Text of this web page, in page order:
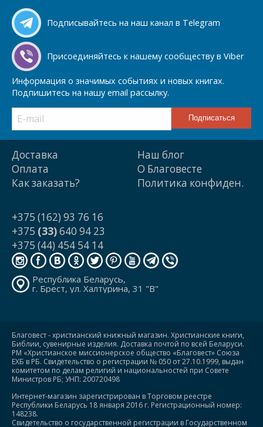
Подписывайтесь на наш канал в Telegram
Присоединяйтесь к нашему сообществу в Viber
Информация о значимых событиях и новых книгах.
Подпишитесь на нашу email рассылку.
Доставка
Оплата
Как заказать?
Наш блог
О Благовесте
Политика конфиден.
+375 (162) 93 76 16
+375 (33)640 94 23
+375 (44) 454 54 14
Республика Беларусь,
г. Брест, ул. Халтурина, 31 "В"
Благовест - христианский книжный магазин. Христианские книги,
Библии, сувенирные изделия. Доставка почтой по всей Беларуси.
РМ «Христианское миссионерское общество «Благовест» Союза
ЕХБ в РБ. Свидетельство о регистрации № 050 от 27.10.1999, выдан
комитетом по делам религий и национальностей при Совете
Министров РБ; УНП: 200720498
Интернет-магазин зарегистрирован в Торговом реестре
Республики Беларусь 18 января 2016 г. Регистрационный номер:
148238.
Свидетельство о государственной регистрации в Государственном